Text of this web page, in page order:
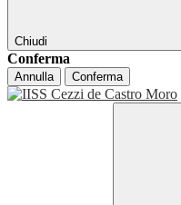
Chiudi
Conferma
Annulla Conferma